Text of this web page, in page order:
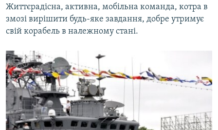
Життєрадісна, активна, мобільна команда, котра в
змозі вирішити будь-яке завдання, добре утримує
свій корабель в належному стані.